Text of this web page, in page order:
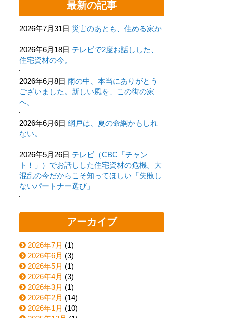
最新の記事
2026年7月31日 災害のあとも、住める家か
2026年6月18日 テレビで2度お話しした、
住宅資材の今。
2026年6月8日 雨の中、本当にありがとう
ございました。新しい風を、この街の家
へ。
2026年6月6日 網戸は、夏の命綱かもしれ
ない。
2026年5月26日 テレビ（CBC「チャン
ト！」）でお話しした住宅資材の危機。大
混乱の今だからこそ知ってほしい「失敗し
ないパートナー選び」
アーカイブ
2026年7月 (1)
2026年6月 (3)
2026年5月 (1)
2026年4月 (3)
2026年3月 (1)
2026年2月 (14)
2026年1月 (10)